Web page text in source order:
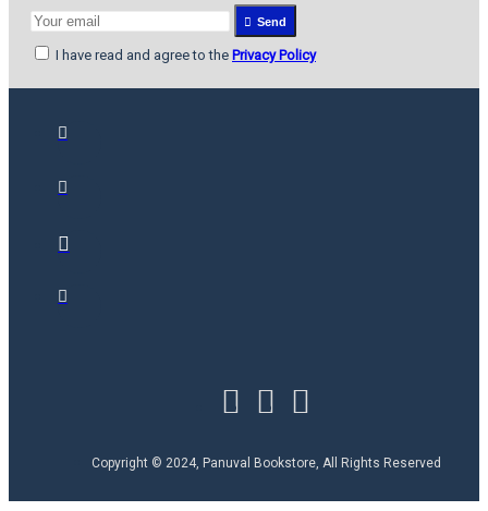
Send
I have read and agree to the Privacy Policy
Copyright © 2024, Panuval Bookstore, All Rights Reserved